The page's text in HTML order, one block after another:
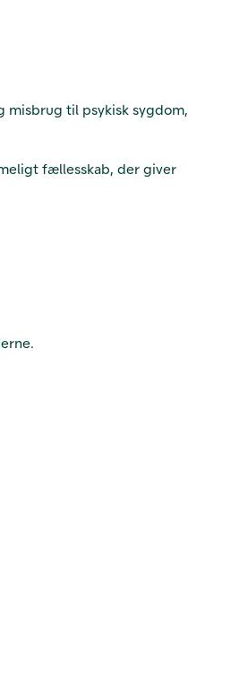
misbrug til psykisk sygdom,
fællesskab, der giver